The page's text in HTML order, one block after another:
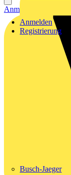
Busch-Jaeger
Anmelden
Registrierung
Anmelden